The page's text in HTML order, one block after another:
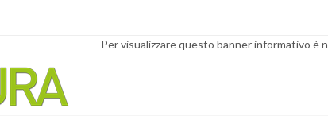
Per visualizzare questo banner informativo è